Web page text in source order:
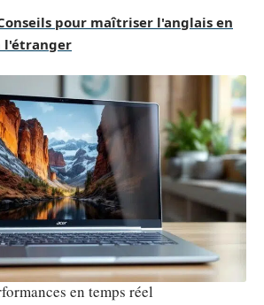
pour maîtriser l'anglais en
l'étranger
en temps réel